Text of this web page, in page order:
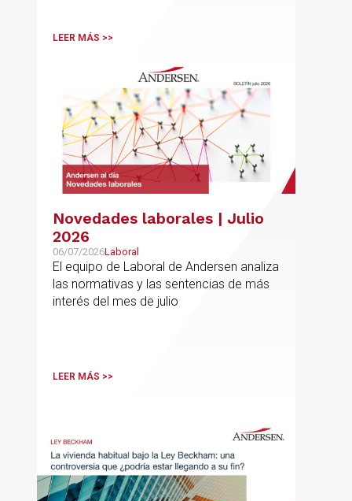
LEER MÁS >>
Novedades laborales | Julio
2026
06/07/2026Laboral
El equipo de Laboral de Andersen analiza
las normativas y las sentencias de más
interés del mes de julio
LEER MÁS >>